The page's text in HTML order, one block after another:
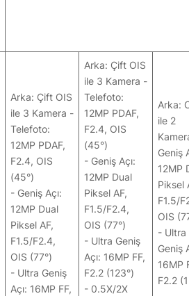
Arka: Çift OIS
ile 3 Kamera -
Telefoto:
12MP PDAF,
F2.4, OIS
(45°)
- Geniş Açı:
12MP Dual
Piksel AF,
F1.5/F2.4,
OIS (77°)
- Ultra Geniş
Açı: 16MP FF,
Arka: Çift OIS
ile 3 Kamera -
Telefoto:
12MP PDAF,
F2.4, OIS
(45°)
- Geniş Açı:
12MP Dual
Piksel AF,
F1.5/F2.4,
OIS (77°)
- Ultra Geniş
Açı: 16MP FF,
F2.2 (123°)
- 0.5X/2X
Arka:
ile 2
Geniş
12MP
Piksel
F1.5/
OIS
- Ultra
Geniş
16MP
F2.2